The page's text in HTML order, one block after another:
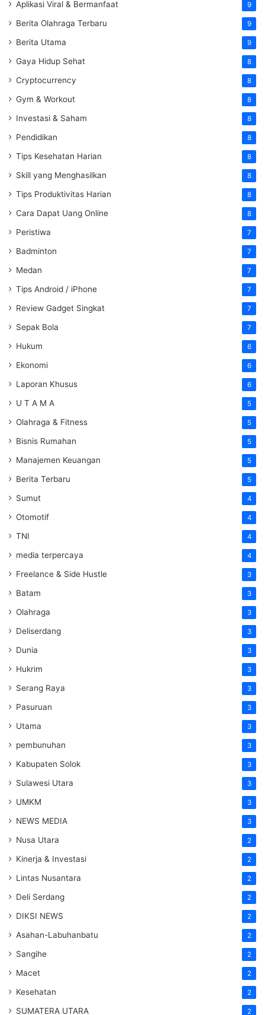
Aplikasi Viral & Bermanfaat 9
Berita Olahraga Terbaru 9
Berita Utama 9
Gaya Hidup Sehat 8
Cryptocurrency 8
Gym & Workout 8
Investasi & Saham 8
Pendidikan 8
Tips Kesehatan Harian 8
Skill yang Menghasilkan 8
Tips Produktivitas Harian 8
Cara Dapat Uang Online 8
Peristiwa 7
Badminton 7
Medan 7
Tips Android / iPhone 7
Review Gadget Singkat 7
Sepak Bola 7
Hukum 6
Ekonomi 6
Laporan Khusus 6
U T A M A 5
Olahraga & Fitness 5
Bisnis Rumahan 5
Manajemen Keuangan 5
Berita Terbaru 5
Sumut 4
Otomotif 4
TNI 4
media terpercaya 4
Freelance & Side Hustle 3
Batam 3
Olahraga 3
Deliserdang 3
Dunia 3
Hukrim 3
Serang Raya 3
Pasuruan 3
Utama 3
pembunuhan 3
Kabupaten Solok 3
Sulawesi Utara 3
UMKM 3
NEWS MEDIA 3
Nusa Utara 2
Kinerja & Investasi 2
Lintas Nusantara 2
Deli Serdang 2
DIKSI NEWS 2
Asahan-Labuhanbatu 2
Sangihe 2
Macet 2
Kesehatan 2
SUMATERA UTARA 2